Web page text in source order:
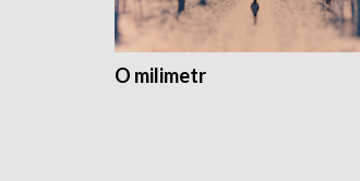
O milimetr